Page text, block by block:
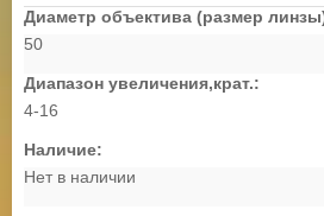
Диаметр объектива (размер
50
Диапазон увеличения,крат.:
4-16
Наличие:
Нет в наличии